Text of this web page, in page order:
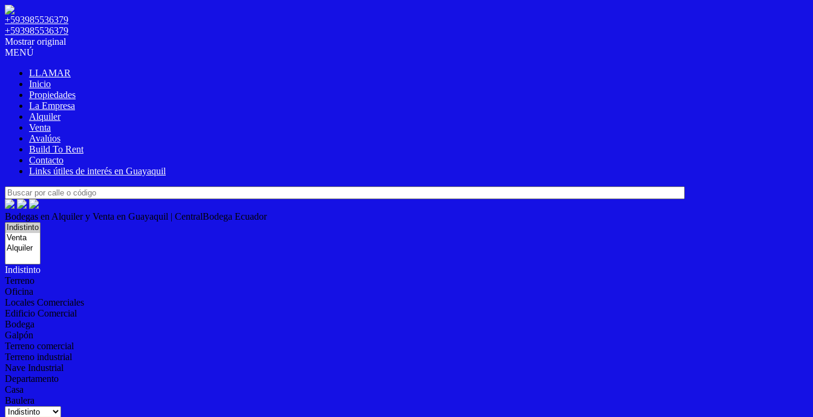
+593985536379
+593985536379
Mostrar original
MENÚ
LLAMAR
Inicio
Propiedades
La Empresa
Alquiler
Venta
Avalúos
Build To Rent
Contacto
Links útiles de interés en Guayaquil
Bodegas en Alquiler y Venta en Guayaquil | CentralBodega Ecuador
Indistinto
Terreno
Oficina
Locales Comerciales
Edificio Comercial
Bodega
Galpón
Terreno comercial
Terreno industrial
Nave Industrial
Departamento
Casa
Baulera